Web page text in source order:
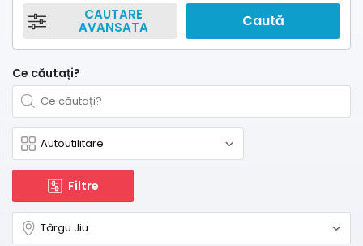
CAUTARE
AVANSATA Caută
Ce căutați?
Filtre